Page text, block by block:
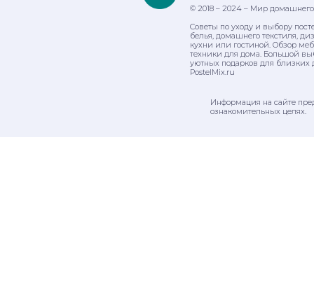
© 2018 – 2024 – Мир
Советы по уходу и выбору
белья, домашнего текстиля,
кухни или гостиной. Обзор
техники для дома. Большой
уютных подарков для близких
PostelMix.ru
Информация на сайте
ознакомительных целях.